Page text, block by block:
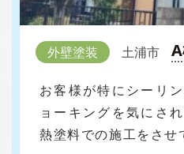
外壁塗装 土浦市
お客様が特にシーリ
ョーキングを気にさ
熱塗料での施工をさせ